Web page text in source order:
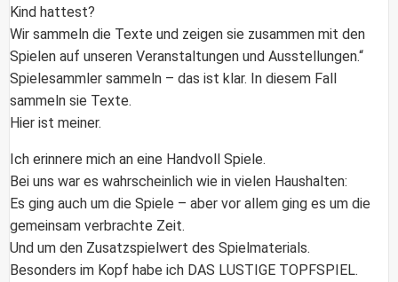
Kind hattest?
Wir sammeln die Texte und zeigen sie zusammen mit den
Spielen auf unseren Veranstaltungen und Ausstellungen.“
Spielesammler sammeln – das ist klar. In diesem Fall
sammeln sie Texte.
Hier ist meiner.
Ich erinnere mich an eine Handvoll Spiele.
Bei uns war es wahrscheinlich wie in vielen Haushalten:
Es ging auch um die Spiele – aber vor allem ging es um die
gemeinsam verbrachte Zeit.
Und um den Zusatzspielwert des Spielmaterials.
Besonders im Kopf habe ich DAS LUSTIGE TOPFSPIEL.